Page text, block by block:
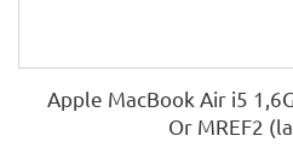
Apple MacBook Air i5
Or MREF2